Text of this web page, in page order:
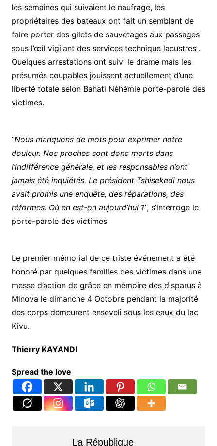
les semaines qui suivaient le naufrage, les
propriétaires des bateaux ont fait un semblant de
faire porter des gilets de sauvetages aux passages
sous l’œil vigilant des services technique lacustres .
Quelques arrestations ont suivi le drame mais les
présumés coupables jouissent actuellement d’une
liberté totale selon Bahati Néhémie porte-parole des
victimes.
“Nous manquons de mots pour exprimer notre
douleur. Nos proches sont donc morts dans
l’indifférence générale, et les responsables n’ont
jamais été inquiétés. Le président Tshisekedi nous
avait promis une enquête, des réparations, des
réformes. Où en est-on aujourd’hui?”, s’interroge le
porte-parole des victimes.
Le premier mémorial de ce triste événement a été
honoré par quelques familles des victimes dans une
messe d’action de grâce en mémoire des disparus à
Minova le dimanche 4 Octobre pendant la majorité
des corps demeurent enseveli sous les eaux du lac
Kivu.
Thierry KAYANDI
Spread the love
La République